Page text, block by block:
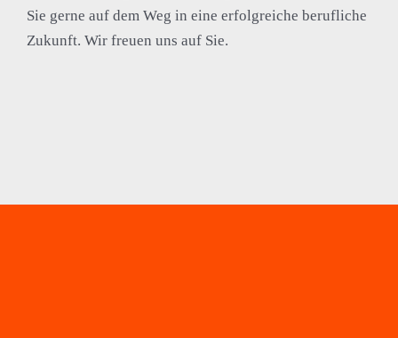
Sie gerne auf dem Weg in eine erfolgreiche berufliche
Zukunft. Wir freuen uns auf Sie.